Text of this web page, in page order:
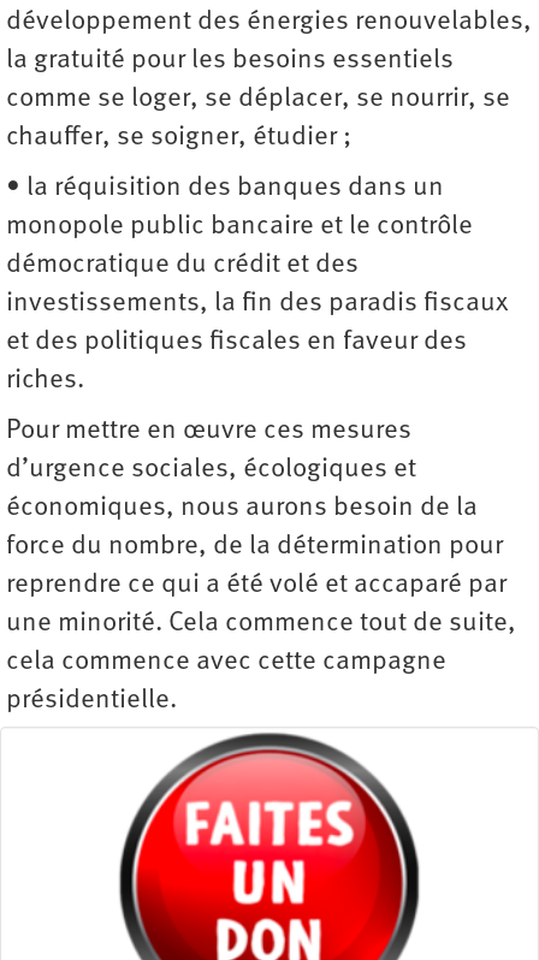
développement des énergies renouvelables,
la gratuité pour les besoins essentiels
comme se loger, se déplacer, se nourrir, se
chauffer, se soigner, étudier ;
• la réquisition des banques dans un
monopole public bancaire et le contrôle
démocratique du crédit et des
investissements, la fin des paradis fiscaux
et des politiques fiscales en faveur des
riches.
Pour mettre en œuvre ces mesures
d’urgence sociales, écologiques et
économiques, nous aurons besoin de la
force du nombre, de la détermination pour
reprendre ce qui a été volé et accaparé par
une minorité. Cela commence tout de suite,
cela commence avec cette campagne
présidentielle.